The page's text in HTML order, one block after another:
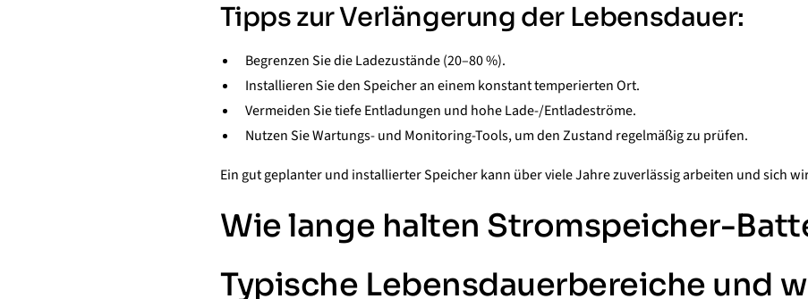
Tipps zur Verlängerung der Lebensdauer:
Begrenzen Sie die Ladezustände (20–80 %).
Installieren Sie den Speicher an einem konstant temperierten Ort.
Vermeiden Sie tiefe Entladungen und hohe Lade-/Entladeströme.
Nutzen Sie Wartungs- und Monitoring-Tools, um den Zustand regelmäßig zu prüfen.
Ein gut geplanter und installierter Speicher kann über viele Jahre zuverlässig arbeiten und sich
Wie lange halten Stromspeicher-
Typische Lebensdauerbereiche und